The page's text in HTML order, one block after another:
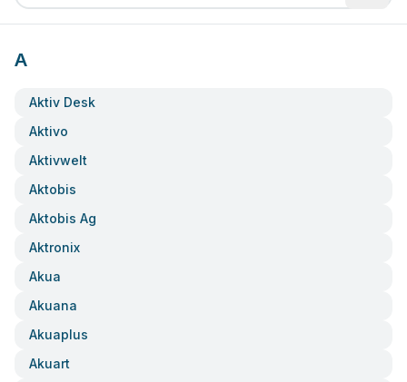
A
Aktiv Desk
Aktivo
Aktivwelt
Aktobis
Aktobis Ag
Aktronix
Akua
Akuana
Akuaplus
Akuart